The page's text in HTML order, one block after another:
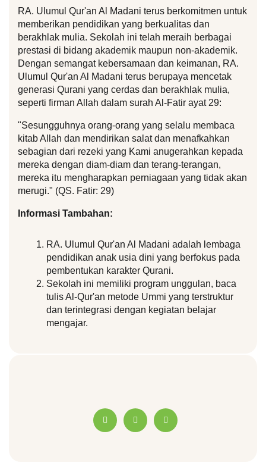
RA. Ulumul Qur'an Al Madani terus berkomitmen untuk
memberikan pendidikan yang berkualitas dan
berakhlak mulia. Sekolah ini telah meraih berbagai
prestasi di bidang akademik maupun non-akademik.
Dengan semangat kebersamaan dan keimanan, RA.
Ulumul Qur'an Al Madani terus berupaya mencetak
generasi Qurani yang cerdas dan berakhlak mulia,
seperti firman Allah dalam surah Al-Fatir ayat 29:
"Sesungguhnya orang-orang yang selalu membaca
kitab Allah dan mendirikan salat dan menafkahkan
sebagian dari rezeki yang Kami anugerahkan kepada
mereka dengan diam-diam dan terang-terangan,
mereka itu mengharapkan perniagaan yang tidak akan
merugi." (QS. Fatir: 29)
Informasi Tambahan:
RA. Ulumul Qur'an Al Madani adalah lembaga
pendidikan anak usia dini yang berfokus pada
pembentukan karakter Qurani.
Sekolah ini memiliki program unggulan, baca
tulis Al-Qur'an metode Ummi yang terstruktur
dan terintegrasi dengan kegiatan belajar
mengajar.